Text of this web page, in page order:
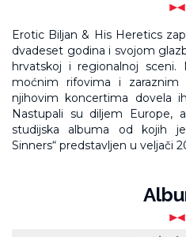
Erotic Biljan & His Heretics
dvadeset godina i svojom
hrvatskoj i regionalnoj
moćnim rifovima i zaraznim
njihovim koncertima dovela
Nastupali su diljem Europe,
studijska albuma od kojih
Sinners“ predstavljen u veljači